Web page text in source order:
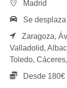
Madrid
Se
Zaragoza,
Valladolid,
Toledo, Cáceres,
Desde 180€